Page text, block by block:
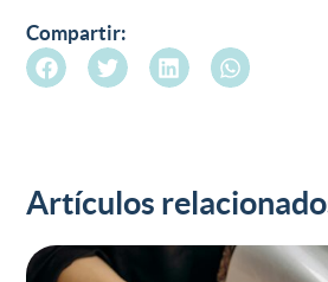
Compartir:
Artículos